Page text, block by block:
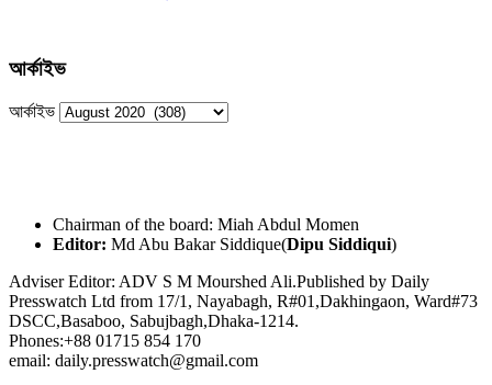
আর্কাইভ
আর্কাইভ
Chairman of the board: Miah Abdul Momen
Editor: Md Abu Bakar Siddique(Dipu Siddiqui)
Adviser Editor: ADV S M Mourshed Ali.Published by Daily
Presswatch Ltd from 17/1, Nayabagh, R#01,Dakhingaon, Ward#73
DSCC,Basaboo, Sabujbagh,Dhaka-1214.
Phones:+88 01715 854 170
email: daily.presswatch@gmail.com